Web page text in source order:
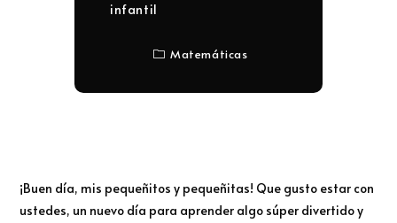
infantil
Matemáticas
¡Buen día, mis pequeñitos y pequeñitas! Que gusto estar con
ustedes, un nuevo día para aprender algo súper divertido y